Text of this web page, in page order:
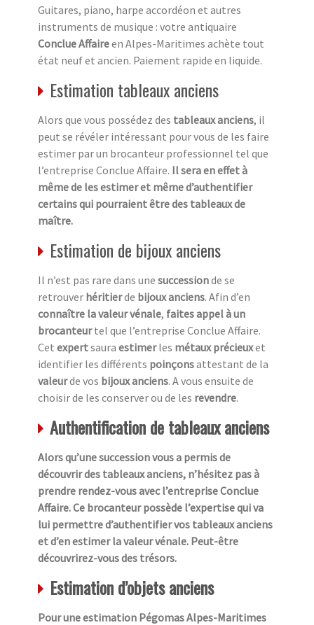
Guitares, piano, harpe accordéon et autres
instruments de musique : votre antiquaire
Conclue Affaireen Alpes-Maritimes achète tout
état neuf et ancien. Paiement rapide en liquide.
Estimation tableaux anciens
Alors que vous possédez des tableaux anciens, il
peut se révéler intéressant pour vous de les faire
estimer par un brocanteur professionnel tel que
l’entreprise Conclue Affaire. Il sera en effet à
même de les estimer et même d’authentifier
certains qui pourraient être des tableaux de
maître.
Estimation de bijoux anciens
Il n’est pas rare dans une successionde se
retrouver héritierde bijoux anciens. Afin d’en
connaître la valeur vénale, faites appel à un
brocanteurtel que l’entreprise Conclue Affaire.
Cet expertsaura estimerles métaux précieuxet
identifier les différents poinçonsattestant de la
valeurde vos bijoux anciens. A vous ensuite de
choisir de les conserver ou de les revendre.
Authentification de tableaux anciens
Alors qu’une succession vous a permis de
découvrir des tableaux anciens, n’hésitez pas à
prendre rendez-vous avec l’entreprise Conclue
Affaire. Ce brocanteur possède l’expertise qui va
lui permettre d’authentifier vos tableaux anciens
et d’en estimer la valeur vénale. Peut-être
découvrirez-vous des trésors.
Estimation d’objets anciens
Pour une estimation Pégomas Alpes-Maritimes